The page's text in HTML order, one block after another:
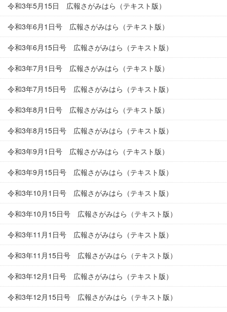
令和3年5月15日 広報さがみはら（テキスト版）
令和3年6月1日号 広報さがみはら（テキスト版）
令和3年6月15日号 広報さがみはら（テキスト版）
令和3年7月1日号 広報さがみはら（テキスト版）
令和3年7月15日号 広報さがみはら（テキスト版）
令和3年8月1日号 広報さがみはら（テキスト版）
令和3年8月15日号 広報さがみはら（テキスト版）
令和3年9月1日号 広報さがみはら（テキスト版）
令和3年9月15日号 広報さがみはら（テキスト版）
令和3年10月1日号 広報さがみはら（テキスト版）
令和3年10月15日号 広報さがみはら（テキスト版）
令和3年11月1日号 広報さがみはら（テキスト版）
令和3年11月15日号 広報さがみはら（テキスト版）
令和3年12月1日号 広報さがみはら（テキスト版）
令和3年12月15日号 広報さがみはら（テキスト版）